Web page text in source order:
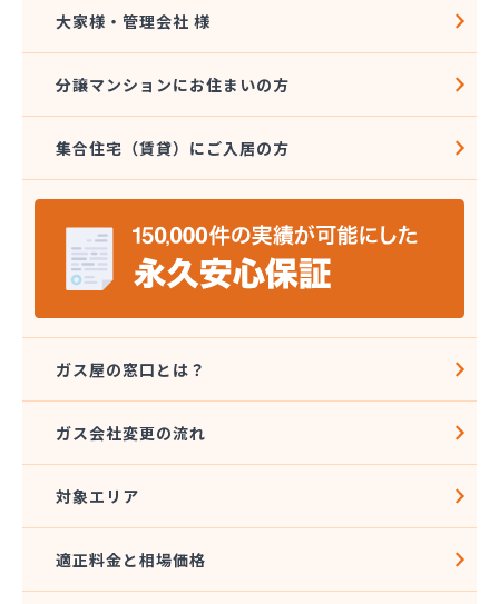
小谷産業株式会社 宮津充填所
小谷商店
松川油業
上京物産有限会社
上原成商事株式会社 US国道伏見エコ・ステーシ
ョン
上原成商事株式会社 京都油槽所
上原成商事株式会社 国道伏見SS
上原成商事株式会社 市役所前SS
上原成商事株式会社 中央市場前SS
上原成商事株式会社 京都工場
全農京都LPガス福知山直売所
村上商事株式会社ガス本部
大阪ガスLPG株式会社京滋支社 お客さま窓口
池田商店
中山商事株式会社 宮津営業所
大家様・管理会社 様
分譲マンションにお住まいの方
集合住宅（賃貸）にご入居の方
ガス屋の窓口とは？
ガス会社変更の流れ
対象エリア
適正料金と相場価格